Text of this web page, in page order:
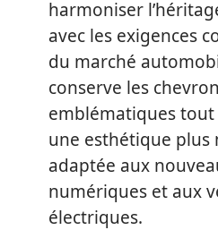
harmoniser
avec les exigences
du marché
conserve les
emblématiques
une esthétique plus
adaptée aux
numériques et aux
électriques.